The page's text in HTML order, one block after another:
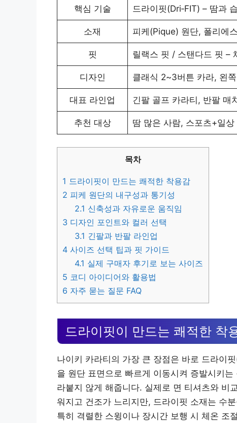
핵심 기술 드라이핏(Dri‑FIT) – 땀과
소재 피케(Pique) 원단, 폴리에
핏 릴랙스 핏 / 스탠다드 핏 –
디자인 클래식 2~3버튼 카라, 왼
대표 라인업 긴팔 골프 카라티, 반팔 매
추천 대상 땀 많은 사람, 스포츠+일
목차
1 드라이핏이 만드는 쾌적한 착용감
2 피케 원단의 내구성과 통기성
2.1 신축성과 자유로운 움직임
3 디자인 포인트와 컬러 선택
3.1 긴팔과 반팔 라인업
4 사이즈 선택 팁과 핏 가이드
4.1 실제 구매자 후기로 보는 사이즈
5 코디 아이디어와 활용법
6 자주 묻는 질문 FAQ
드라이핏이 만드는 쾌적한 착
나이키 카라티의 가장 큰 장점은 바로 드라이
을 원단 표면으로 빠르게 이동시켜 증발시키
라붙지 않게 해줍니다. 실제로 면 티셔츠와 비
워지고 건조가 느리지만, 드라이핏 소재는 수
특히 격렬한 스윙이나 장시간 보행 시 체온 조